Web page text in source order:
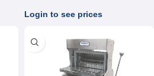
Login to see prices